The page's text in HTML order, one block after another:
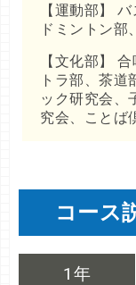
【運動部】
ドミントン部
【文化部】
トラ部、茶道
ック研究会、
究会、ことば
コース
1年